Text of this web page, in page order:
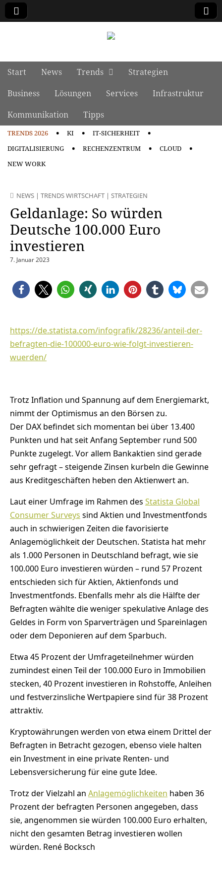
Main menu
Skip to content
Start News Trends
Strategien
Business
Lösungen Services
Infrastruktur
Kommunikation
Tipps
TRENDS 2026 KI
IT-SICHERHEIT
DIGITALISIERUNG
RECHENZENTRUM
CLOUD
NEW WORK
NEWS | TRENDS WIRTSCHAFT | STRATEGIEN
Geldanlage: So würden
Deutsche 100.000 Euro
investieren
7. Januar 2023
https://de.statista.com/infografik/28236/anteil-der-
befragten-die-100000-euro-wie-folgt-investieren-
wuerden/
Trotz Inflation und Spannung auf dem Energiemarkt,
nimmt der Optimismus an den Börsen zu.
Der DAX befindet sich momentan bei über 13.400
Punkten und hat seit Anfang September rund 500
Punkte zugelegt. Vor allem Bankaktien sind gerade
sehr gefragt – steigende Zinsen kurbeln die Gewinne
aus Kreditgeschäften heben den Aktienwert an.
Laut einer Umfrage im Rahmen des Statista Global
Consumer Surveys sind Aktien und Investmentfonds
auch in schwierigen Zeiten die favorisierte
Anlagemöglichkeit der Deutschen. Statista hat mehr
als 1.000 Personen in Deutschland befragt, wie sie
100.000 Euro investieren würden – rund 57 Prozent
entschieden sich für Aktien, Aktienfonds und
Investmentfonds. Ebenfalls mehr als die Hälfte der
Befragten wählte die weniger spekulative Anlage des
Geldes in Form von Sparverträgen und Spareinlagen
oder dem Deponieren auf dem Sparbuch.
Etwa 45 Prozent der Umfrageteilnehmer würden
zumindest einen Teil der 100.000 Euro in Immobilien
stecken, 40 Prozent investieren in Rohstoffe, Anleihen
und festverzinsliche Wertpapiere sind für 38 Prozent
attraktiv.
Kryptowährungen werden von etwa einem Drittel der
Befragten in Betracht gezogen, ebenso viele halten
ein Investment in eine private Renten- und
Lebensversicherung für eine gute Idee.
Trotz der Vielzahl an Anlagemöglichkeiten haben 36
Prozent der befragten Personen angegeben, dass
sie, angenommen sie würden 100.000 Euro erhalten,
nicht den gesamten Betrag investieren wollen
würden. René Bocksch